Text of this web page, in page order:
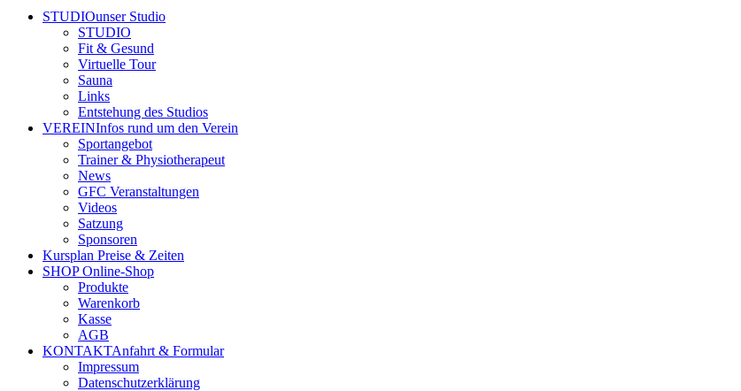
STUDIOunser Studio
STUDIO
Fit & Gesund
Virtuelle Tour
Sauna
Links
Entstehung des Studios
VEREINInfos rund um den Verein
Sportangebot
Trainer& Physiotherapeut
News
GFC Veranstaltungen
Videos
Satzung
Sponsoren
Kursplan Preise & Zeiten
SHOPOnline-Shop
Produkte
Warenkorb
Kasse
AGB
KONTAKTAnfahrt & Formular
Impressum
Datenschutzerklärung